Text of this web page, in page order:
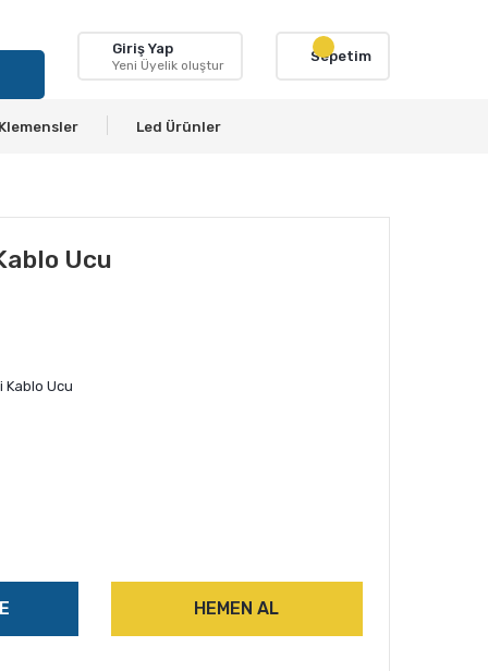
Giriş Yap
Yeni Üyelik oluştur
Sepetim
Klemensler Led Ürünler
Ucu
Kablo Ucu
HEMEN AL